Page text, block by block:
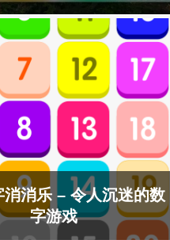
消消乐 – 令人沉迷的数
字游戏